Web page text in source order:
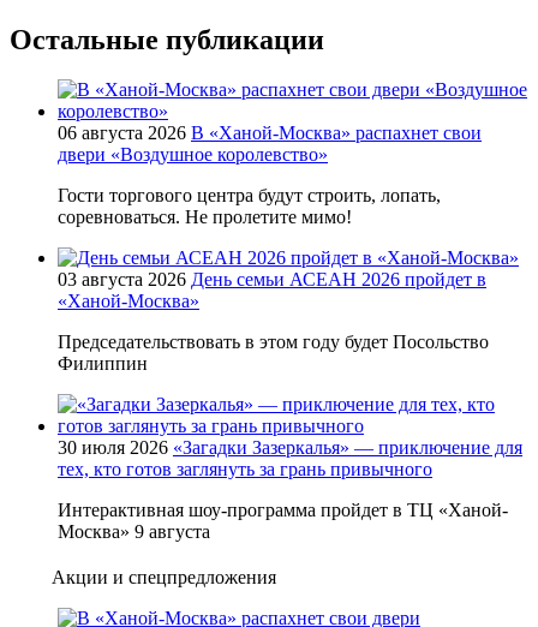
Остальные публикации
06 августа 2026 В «Ханой-Москва» распахнет свои
двери «Воздушное королевство»
Гости торгового центра будут строить, лопать,
соревноваться. Не пролетите мимо!
03 августа 2026 День семьи АСЕАН 2026 пройдет в
«Ханой-Москва»
Председательствовать в этом году будет Посольство
Филиппин
30 июля 2026 «Загадки Зазеркалья» — приключение для
тех, кто готов заглянуть за грань привычного
Интерактивная шоу-программа пройдет в ТЦ «Ханой-
Москва» 9 августа
Акции и спецпредложения